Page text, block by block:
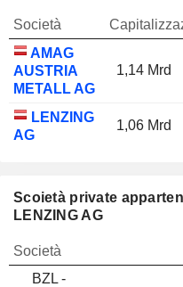
Società
AMAG
AUSTRIA
METALL AG
1,14 Mrd
LENZING
AG
1,06 Mrd
Scoietà private
LENZING AG
Società
BZL -